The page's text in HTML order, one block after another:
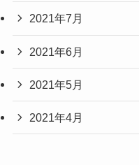
2021年7月
2021年6月
2021年5月
2021年4月